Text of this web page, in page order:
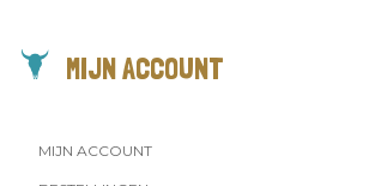
MIJN ACCOUNT
MIJN ACCOUNT